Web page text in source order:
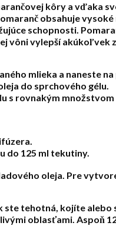
kôry a vďaka
obsahuje
schopnosti.
vôni vylepší akúkoľvek
mlieka a naneste na
do sprchového gélu.
s rovnakým
do 125 ml tekutiny.
oleja. Pre
tehotná, kojíte
oblasťami. Aspoň